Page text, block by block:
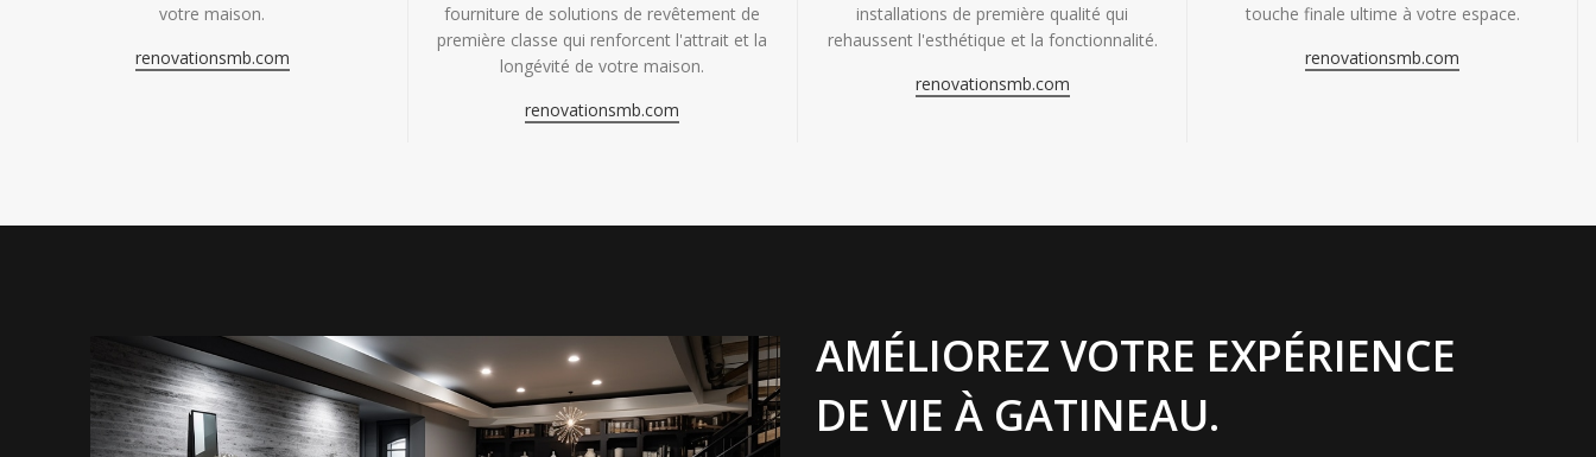
votre maison.
renovationsmb.com
fourniture de solutions de revêtement de
première classe qui renforcent l'attrait et la
longévité de votre maison.
renovationsmb.com
installations de première qualité qui
rehaussent l'esthétique et la fonctionnalité.
renovationsmb.com
touche finale ultime à votre espace.
renovationsmb.com
AMÉLIOREZ VOTRE EXPÉRIENCE
DE VIE À GATINEAU.